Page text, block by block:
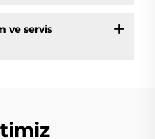
ve servis